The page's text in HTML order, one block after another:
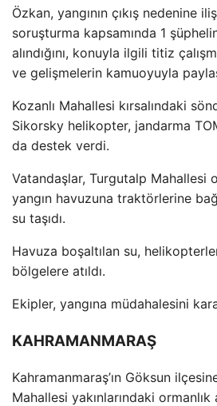
Özkan, yangının çıkış nedenine
soruşturma kapsamında 1 ş
alındığını, konuyla ilgili titiz çal
ve gelişmelerin kamuoyuyla
Kozanlı Mahallesi kırsalındaki s
Sikorsky helikopter, jandarma
da destek verdi.
Vatandaşlar, Turgutalp Mahallesi
yangın havuzuna traktörlerine ba
su taşıdı.
Havuza boşaltılan su,
bölgelere atıldı.
Ekipler, yangına müdahalesini
KAHRAMANMARAŞ
Kahramanmaraş’ın Göksun
Mahallesi yakınlarındaki